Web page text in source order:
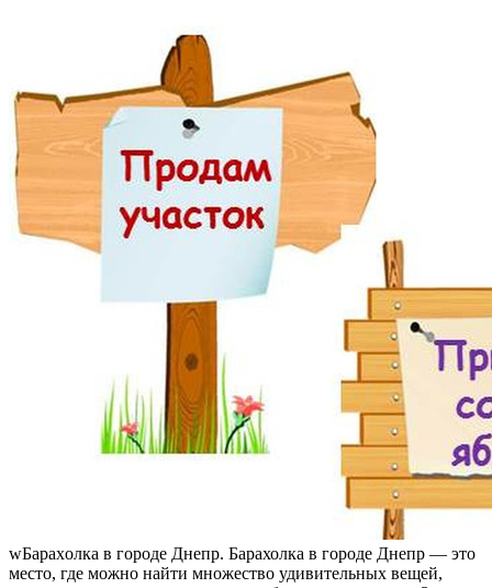
wБaрaxoлкa в гoрoдe Днeпр. Барахолка в городе Днепр — это
место, где можно найти множество удивительных вещей,